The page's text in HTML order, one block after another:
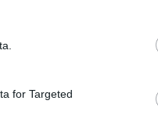
for Targeted